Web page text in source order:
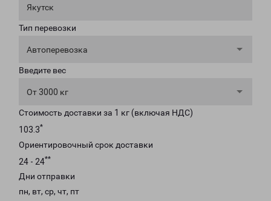
Якутск
Тип перевозки
Автоперевозка
Введите вес
От 3000 кг
Стоимость доставки за 1 кг (включая НДС)
103.3*
Ориентировочный срок доставки
24 - 24**
Дни отправки
пн, вт, ср, чт, пт